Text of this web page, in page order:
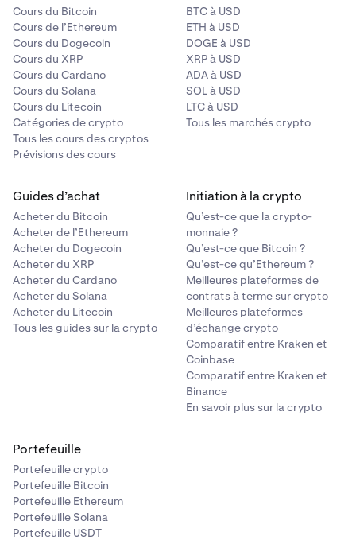
Cours du Bitcoin
Cours de l’Ethereum
Cours du Dogecoin
Cours du XRP
Cours du Cardano
Cours du Solana
Cours du Litecoin
Catégories de crypto
Tous les cours des cryptos
Prévisions des cours
BTC à USD
ETH à USD
DOGE à USD
XRP à USD
ADA à USD
SOL à USD
LTC à USD
Tous les marchés crypto
Guides d’achat
Acheter du Bitcoin
Acheter de l’Ethereum
Acheter du Dogecoin
Acheter du XRP
Acheter du Cardano
Acheter du Solana
Acheter du Litecoin
Tous les guides sur la crypto
Initiation à la crypto
Qu’est-ce que la crypto-
monnaie ?
Qu’est-ce que Bitcoin ?
Qu’est-ce qu’Ethereum ?
Meilleures plateformes de
contrats à terme sur crypto
Meilleures plateformes
d’échange crypto
Comparatif entre Kraken et
Coinbase
Comparatif entre Kraken et
Binance
En savoir plus sur la crypto
Portefeuille
Portefeuille crypto
Portefeuille Bitcoin
Portefeuille Ethereum
Portefeuille Solana
Portefeuille USDT